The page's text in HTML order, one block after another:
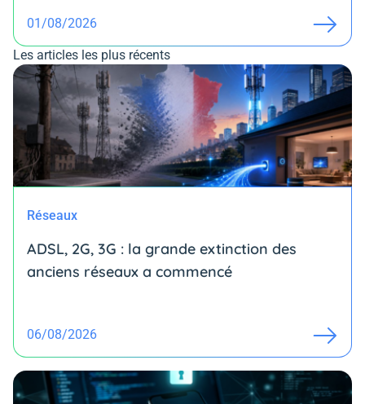
01/08/2026
Les articles les plus récents
Réseaux
ADSL, 2G, 3G : la grande extinction des
anciens réseaux a commencé
06/08/2026